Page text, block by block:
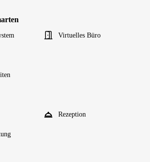
Virtuelles Büro
Rezeption